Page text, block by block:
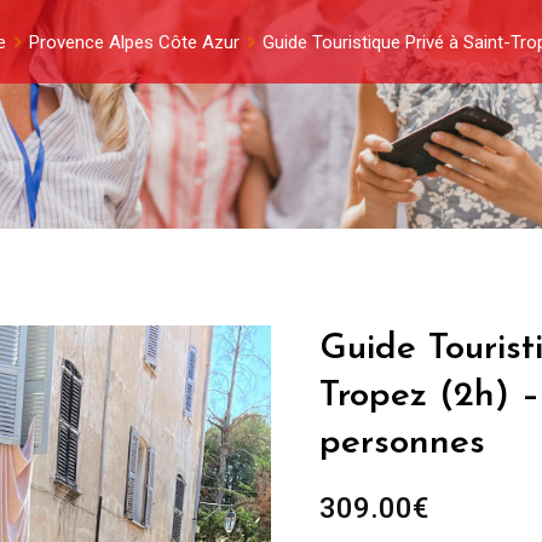
Provence Alpes Côte Azur Guide Touristique Privé à Saint-
Guide
Tropez (2h)
personnes
309.00€